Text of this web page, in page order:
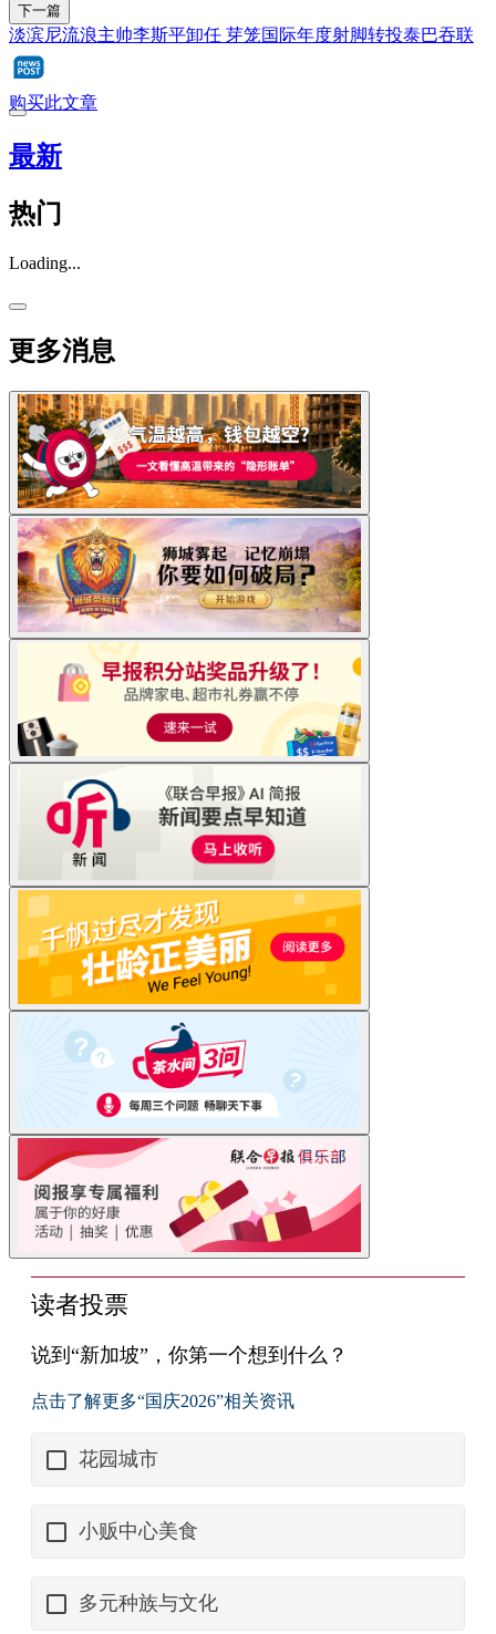
下一篇
淡滨尼流浪主帅李斯平卸任 芽笼国际年度射脚转投泰巴吞联
购买此文章
最新
热门
Loading...
更多消息